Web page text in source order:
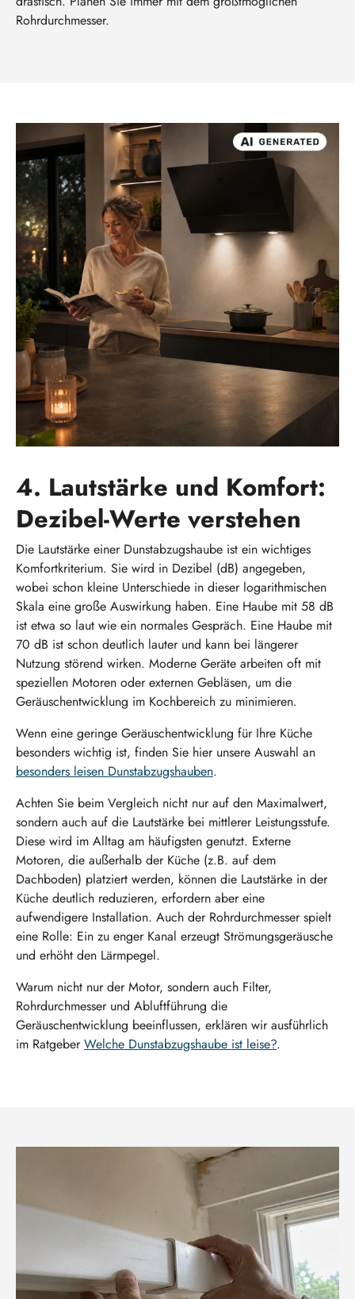
Rohrdurchmesser.
4. Lautstärke und Komfort:
Dezibel-Werte verstehen
Die Lautstärke einer Dunstabzugshaube ist ein wichtiges
Komfortkriterium. Sie wird in Dezibel (dB) angegeben,
wobei schon kleine Unterschiede in dieser logarithmischen
Skala eine große Auswirkung haben. Eine Haube mit 58 dB
ist etwa so laut wie ein normales Gespräch. Eine Haube mit
70 dB ist schon deutlich lauter und kann bei längerer
Nutzung störend wirken. Moderne Geräte arbeiten oft mit
speziellen Motoren oder externen Gebläsen, um die
Geräuschentwicklung im Kochbereich zu minimieren.
Wenn eine geringe Geräuschentwicklung für Ihre Küche
besonders wichtig ist, finden Sie hier unsere Auswahl an
besonders leisen Dunstabzugshauben.
Achten Sie beim Vergleich nicht nur auf den Maximalwert,
sondern auch auf die Lautstärke bei mittlerer Leistungsstufe.
Diese wird im Alltag am häufigsten genutzt. Externe
Motoren, die außerhalb der Küche (z.B. auf dem
Dachboden) platziert werden, können die Lautstärke in der
Küche deutlich reduzieren, erfordern aber eine
aufwendigere Installation. Auch der Rohrdurchmesser spielt
eine Rolle: Ein zu enger Kanal erzeugt Strömungsgeräusche
und erhöht den Lärmpegel.
Warum nicht nur der Motor, sondern auch Filter,
Rohrdurchmesser und Abluftführung die
Geräuschentwicklung beeinflussen, erklären wir ausführlich
im RatgeberWelche Dunstabzugshaube ist leise?.